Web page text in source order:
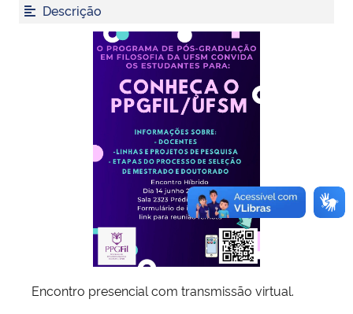
Descrição
Encontro presencial com transmissão virtual.